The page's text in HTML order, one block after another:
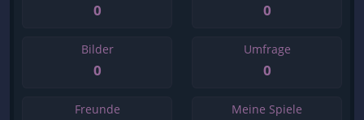
0 0
Bilder
0
Umfrage
0
Freunde Meine Spiele